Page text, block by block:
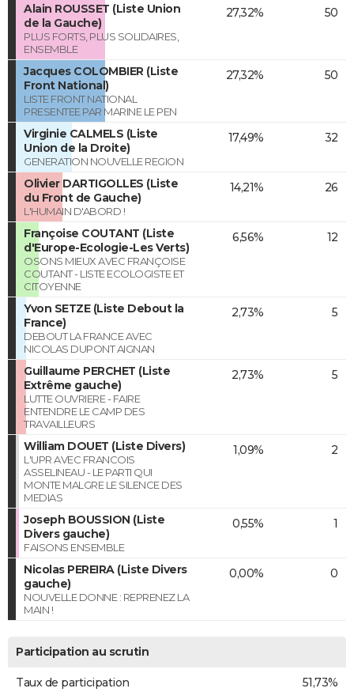
Alain ROUSSET (Liste Union
de la Gauche)
PLUS FORTS, PLUS SOLIDAIRES,
ENSEMBLE
27,32% 50
Jacques COLOMBIER (Liste
Front National)
LISTE FRONT NATIONAL
PRESENTEE PAR MARINE LE PEN
27,32% 50
Virginie CALMELS (Liste
Union de la Droite)
GENERATION NOUVELLE REGION
17,49% 32
Olivier DARTIGOLLES (Liste
du Front de Gauche)
L'HUMAIN D'ABORD !
14,21% 26
Françoise COUTANT (Liste
d'Europe-Ecologie-Les Verts)
OSONS MIEUX AVEC FRANÇOISE
COUTANT - LISTE ECOLOGISTE ET
CITOYENNE
6,56% 12
Yvon SETZE (Liste Debout la
France)
DEBOUT LA FRANCE AVEC
NICOLAS DUPONT AIGNAN
2,73% 5
Guillaume PERCHET (Liste
Extrême gauche)
LUTTE OUVRIERE - FAIRE
ENTENDRE LE CAMP DES
TRAVAILLEURS
2,73% 5
William DOUET (Liste Divers)
L'UPR AVEC FRANCOIS
ASSELINEAU - LE PARTI QUI
MONTE MALGRE LE SILENCE DES
MEDIAS
1,09% 2
Joseph BOUSSION (Liste
Divers gauche)
FAISONS ENSEMBLE
0,55% 1
Nicolas PEREIRA (Liste Divers
gauche)
NOUVELLE DONNE : REPRENEZ LA
MAIN !
0,00% 0
Participation au scrutin
Taux de participation 51,73%